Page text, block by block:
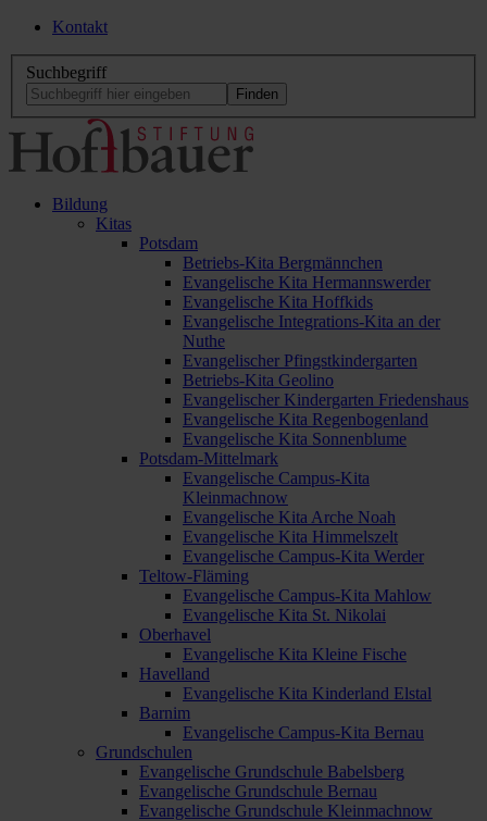
Kontakt
Suchbegriff
Bildung
Kitas
Potsdam
Betriebs-Kita Bergmännchen
Evangelische Kita Hermannswerder
Evangelische Kita Hoffkids
Evangelische Integrations-Kita an der
Nuthe
Evangelischer Pfingstkindergarten
Betriebs-Kita Geolino
Evangelischer Kindergarten Friedenshaus
Evangelische Kita Regenbogenland
Evangelische Kita Sonnenblume
Potsdam-Mittelmark
Evangelische Campus-Kita
Kleinmachnow
Evangelische Kita Arche Noah
Evangelische Kita Himmelszelt
Evangelische Campus-Kita Werder
Teltow-Fläming
Evangelische Campus-Kita Mahlow
Evangelische Kita St. Nikolai
Oberhavel
Evangelische Kita Kleine Fische
Havelland
Evangelische Kita Kinderland Elstal
Barnim
Evangelische Campus-Kita Bernau
Grundschulen
Evangelische Grundschule Babelsberg
Evangelische Grundschule Bernau
Evangelische Grundschule Kleinmachnow